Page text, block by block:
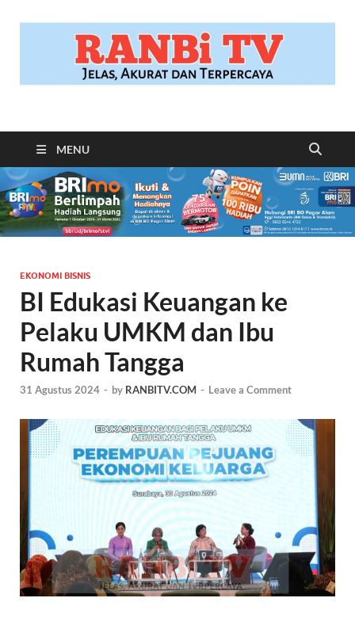
RANBITV.COM
MENU
EKONOMI BISNIS
BI Edukasi Keuangan ke
Pelaku UMKM dan Ibu
Rumah Tangga
31 Agustus 2024 - by RANBITV.COM - Leave a Comment